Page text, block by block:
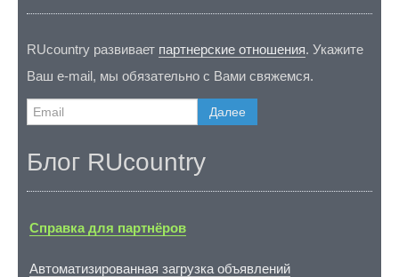
RUcountry развивает партнерские отношения. Укажите
Ваш e-mail, мы обязательно с Вами свяжемся.
Далее
Блог RUcountry
Справка для партнёров
Автоматизированная загрузка объявлений